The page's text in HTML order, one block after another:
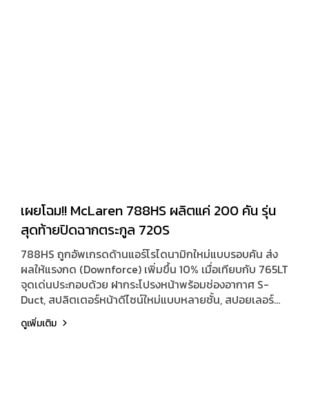
เผยโฉม!! McLaren 788HS ผลิตแค่ 200 คัน รุ่น
สุดท้ายปิดฉากตระกูล 720S
788HS ถูกอัพเกรดด้านแอร์โรไดนามิกใหม่แบบรอบคัน ส่ง
ผลให้แรงกด (Downforce) เพิ่มขึ้น 10% เมื่อเทียบกับ 765LT
จุดเด่นประกอบด้วย ฝากระโปรงหน้าพร้อมช่องอากาศ S-
Duct, สปลิตเตอร์หน้าดีไซน์ใหม่แบบหลายชั้น, สปอยเลอร์
หลังแอ๊คทีฟที่ยกสูงขึ้น และดิฟฟิวเซอร์หลังขนาดใหญ่สไตล์
รถแข่ง F1 ทำงานร่วมกับแผงใต้ปีกหลังแบบมีช่องระบาย
ดูเพิ่มเติม